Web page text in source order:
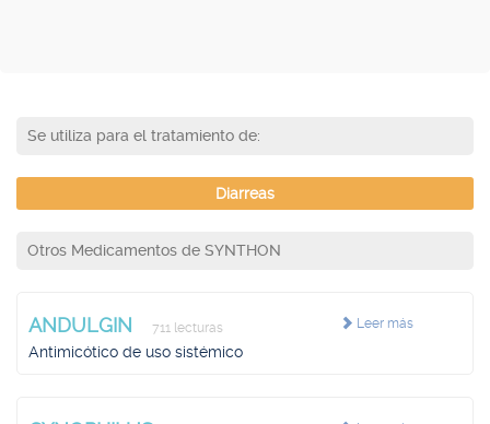
Se utiliza para el tratamiento de:
Diarreas
Otros Medicamentos de SYNTHON
Leer más
ANDULGIN 711 lecturas
Antimicótico de uso sistémico